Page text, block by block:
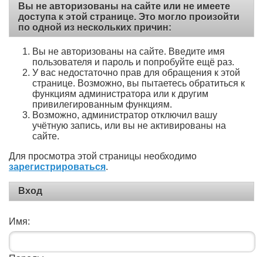
Вы не авторизованы на сайте или не имеете
доступа к этой странице. Это могло произойти
по одной из нескольких причин:
Вы не авторизованы на сайте. Введите имя
пользователя и пароль и попробуйте ещё раз.
У вас недостаточно прав для обращения к этой
странице. Возможно, вы пытаетесь обратиться к
функциям администратора или к другим
привилегированным функциям.
Возможно, администратор отключил вашу
учётную запись, или вы не активированы на
сайте.
Для просмотра этой страницы необходимо
зарегистрироваться.
Вход
Имя: